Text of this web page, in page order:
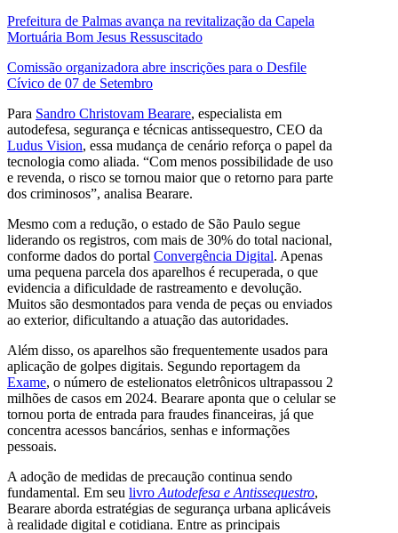
Prefeitura de Palmas avança na revitalização da Capela
Mortuária Bom Jesus Ressuscitado
Comissão organizadora abre inscrições para o Desfile
Cívico de 07 de Setembro
Para Sandro Christovam Bearare, especialista em
autodefesa, segurança e técnicas antissequestro, CEO da
Ludus Vision, essa mudança de cenário reforça o papel da
tecnologia como aliada. “Com menos possibilidade de uso
e revenda, o risco se tornou maior que o retorno para parte
dos criminosos”, analisa Bearare.
Mesmo com a redução, o estado de São Paulo segue
liderando os registros, com mais de 30% do total nacional,
conforme dados do portal Convergência Digital. Apenas
uma pequena parcela dos aparelhos é recuperada, o que
evidencia a dificuldade de rastreamento e devolução.
Muitos são desmontados para venda de peças ou enviados
ao exterior, dificultando a atuação das autoridades.
Além disso, os aparelhos são frequentemente usados para
aplicação de golpes digitais. Segundo reportagem da
Exame, o número de estelionatos eletrônicos ultrapassou 2
milhões de casos em 2024. Bearare aponta que o celular se
tornou porta de entrada para fraudes financeiras, já que
concentra acessos bancários, senhas e informações
pessoais.
A adoção de medidas de precaução continua sendo
fundamental. Em seu livro Autodefesa e Antissequestro,
Bearare aborda estratégias de segurança urbana aplicáveis
à realidade digital e cotidiana. Entre as principais